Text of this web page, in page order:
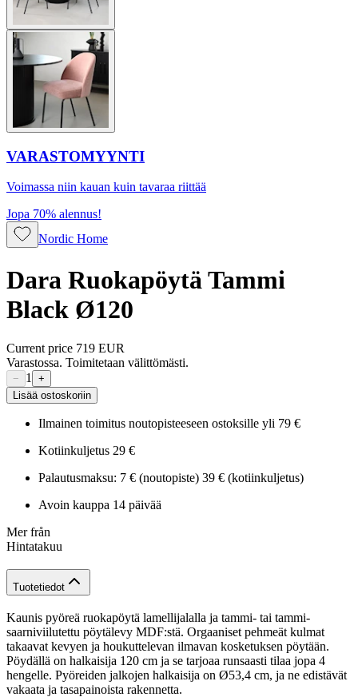
VARASTOMYYNTI
Voimassa niin kauan kuin tavaraa riittää
Jopa 70% alennus!
Nordic Home
Dara Ruokapöytä Tammi
Black Ø120
Current price 719 EUR
Varastossa. Toimitetaan välittömästi.
− 1
+
Lisää ostoskoriin
Ilmainen toimitus noutopisteeseen ostoksille yli 79 €
Kotiinkuljetus 29 €
Palautusmaksu: 7 € (noutopiste) 39 € (kotiinkuljetus)
Avoin kauppa 14 päivää
Mer från
Hintatakuu
Tuotetiedot
Kaunis pyöreä ruokapöytä lamellijalalla ja tammi- tai tammi-
saarniviilutettu pöytälevy MDF:stä. Orgaaniset pehmeät kulmat
takaavat kevyen ja houkuttelevan ilmavan kosketuksen pöytään.
Pöydällä on halkaisija 120 cm ja se tarjoaa runsaasti tilaa jopa 4
hengelle. Pyöreiden jalkojen halkaisija on Ø53,4 cm, ja ne edistävät
vakaata ja tasapainoista rakennetta.